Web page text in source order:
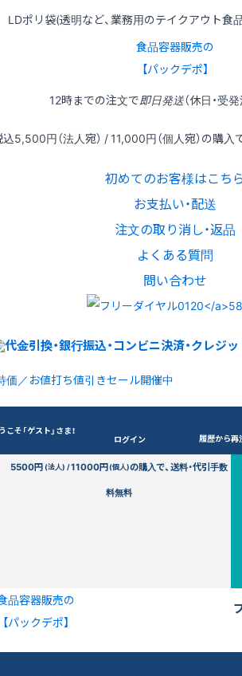
LDポリ袋(透明など、業務用のテイクアウト食
食品容器販売の
【パックデポ】
12時までの注文で即日発送（休日・受
込5,500円（法人宛） / 11,000円（個人宛）の購入
初めてのお客様はこち
お支払い・配送
注文の取り消し・返品
よくある質問
問い合わせ
価／お値打ち値引きセール開催中
こそ「ゲスト」さま！
ログイン 履歴から再
5500円(法人) /11000円(個人)の購入で、送料・代引手数
料無料
品容器販売の
【パックデポ】